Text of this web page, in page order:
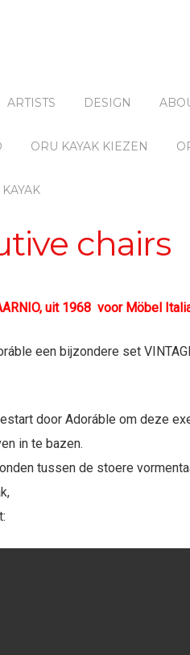
ARTISTS DESIGN
ORU KAYAK KIEZEN
chairs
uit 1968 voor Möbel
een bijzondere set
door Adoráble om deze
in te bazen.
tussen de stoere